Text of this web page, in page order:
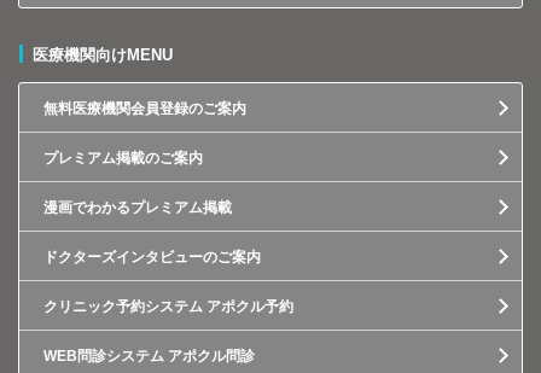
医療機関向けMENU
無料医療機関会員登録のご案内
プレミアム掲載のご案内
漫画でわかるプレミアム掲載
ドクターズインタビューのご案内
クリニック予約システム アポクル予約
WEB問診システム アポクル問診